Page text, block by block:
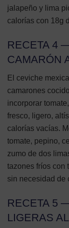
jalapeño y lima
calorías con 18g
RECETA 4
CAMARÓN
El ceviche
camarones
incorporar
fresco, ligero,
calorías vacías.
tomate, pepino,
zumo de dos
tazones fríos con
sin necesidad de
RECETA 5
LIGERAS